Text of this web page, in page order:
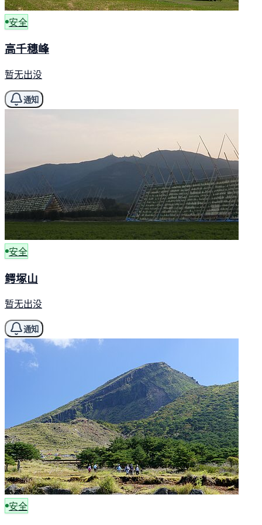
安全
高千穗峰
暂无出没
通知
安全
鳄塚山
暂无出没
通知
安全